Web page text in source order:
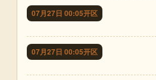
07月27日 00:05开区
07月27日 00:05开区